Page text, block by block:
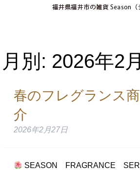
月別: 2026年2月
春のフレグランス
介
2026年2月27日
SEASON FRAGRANCE